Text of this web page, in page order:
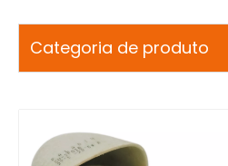
Categoria de produto